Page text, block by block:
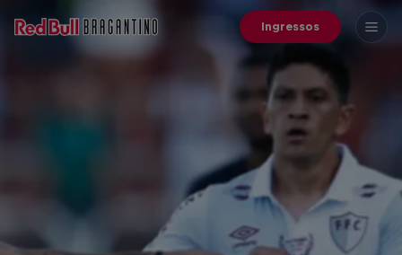
Ingressos